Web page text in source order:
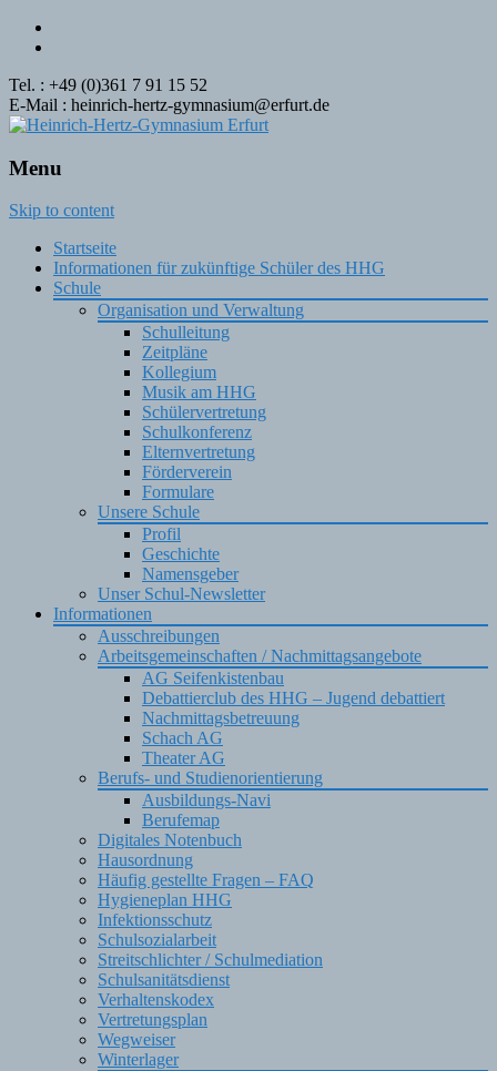
Tel. : +49 (0)361 7 91 15 52
E-Mail : heinrich-hertz-gymnasium@erfurt.de
Menu
Skip to content
Startseite
Informationen für zukünftige Schüler des HHG
Schule
Organisation und Verwaltung
Schulleitung
Zeitpläne
Kollegium
Musik am HHG
Schülervertretung
Schulkonferenz
Elternvertretung
Förderverein
Formulare
Unsere Schule
Profil
Geschichte
Namensgeber
Unser Schul-Newsletter
Informationen
Ausschreibungen
Arbeitsgemeinschaften / Nachmittagsangebote
AG Seifenkistenbau
Debattierclub des HHG – Jugend debattiert
Nachmittagsbetreuung
Schach AG
Theater AG
Berufs- und Studienorientierung
Ausbildungs-Navi
Berufemap
Digitales Notenbuch
Hausordnung
Häufig gestellte Fragen – FAQ
Hygieneplan HHG
Infektionsschutz
Schulsozialarbeit
Streitschlichter / Schulmediation
Schulsanitätsdienst
Verhaltenskodex
Vertretungsplan
Wegweiser
Winterlager